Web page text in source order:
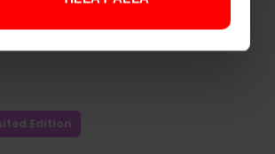
Edition